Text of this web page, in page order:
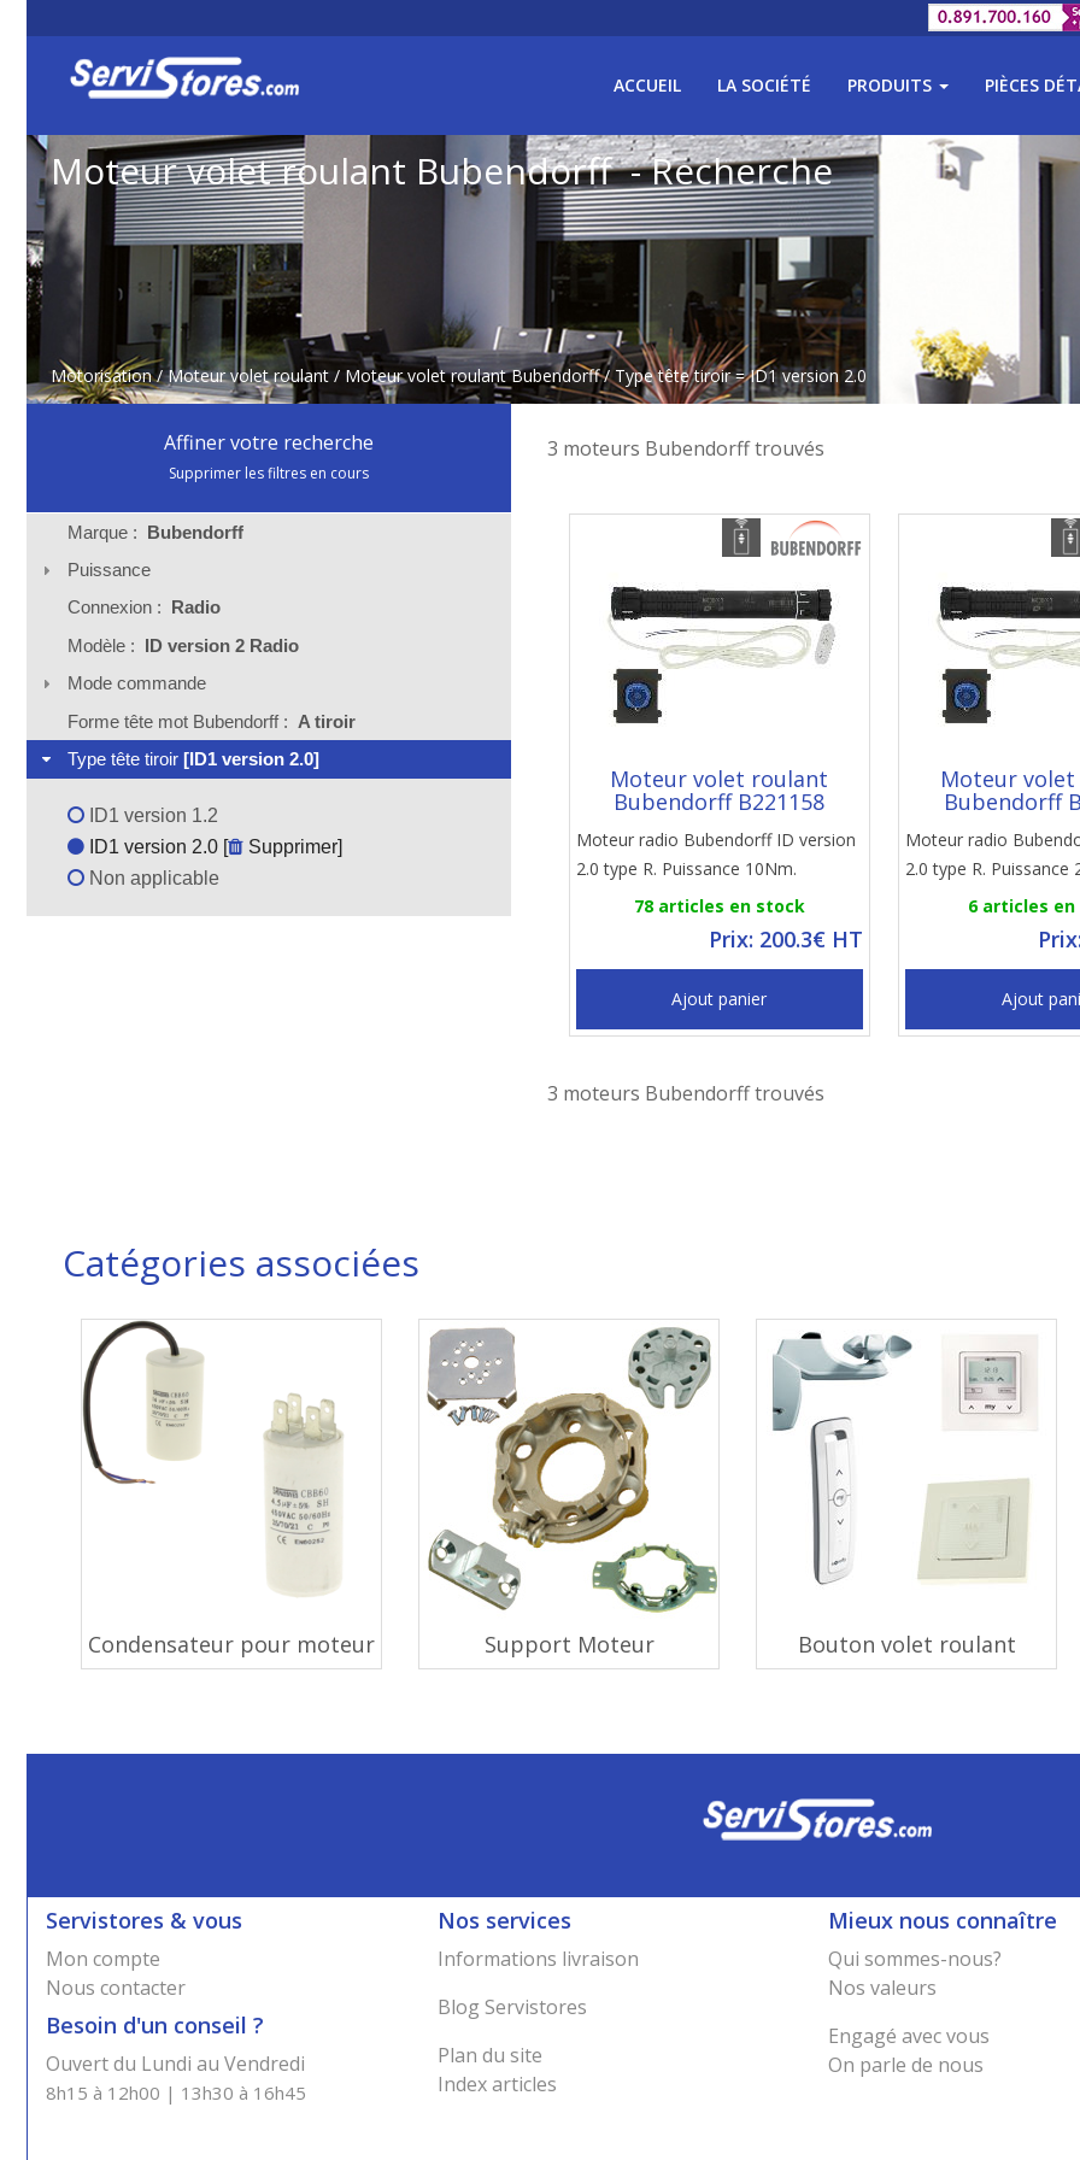
ACCUEIL LA SOCIÉTÉ PRODUITS PIÈCES
Moteur volet roulant Bubendorff - Recherche
Motorisation /Moteur volet roulant / Moteur volet roulant Bubendorff / Type tête tiroir = ID1 version 2.0
Affiner votre recherche
Supprimer les filtres en cours
Marque : Bubendorff
Puissance
Connexion : Radio
Modèle : ID version 2 Radio
Mode commande
Forme tête mot Bubendorff : A tiroir
Type tête tiroir [ID1 version 2.0]
ID1 version 1.2
ID1 version 2.0 [
Supprimer]
Non applicable
3 moteurs Bubendorff trouvés
Moteur volet roulant
Bubendorff B221158
Moteur radio Bubendorff ID version
2.0 type R. Puissance 10Nm.
78 articles en stock
Prix: 200.3€ HT
Ajout panier
Moteur
Bubendorff
Moteur radio
2.0 type R. Puissance
6 articles
Ajout
3 moteurs Bubendorff trouvés
Catégories associées
Condensateur pour moteur Support Moteur Bouton volet roulant
Servistores & vous
Mon compte
Nous contacter
Besoin d'un conseil ?
Ouvert du Lundi au Vendredi
8h15 à 12h00 | 13h30 à 16h45
Nos services
Informations livraison
Blog Servistores
Plan du site
Index articles
Mieux nous connaître
Qui sommes-nous?
Nos valeurs
Engagé avec vous
On parle de nous